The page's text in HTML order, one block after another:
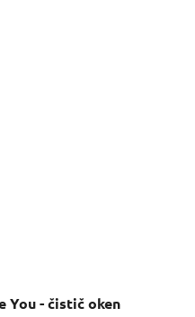
You - čistič oken